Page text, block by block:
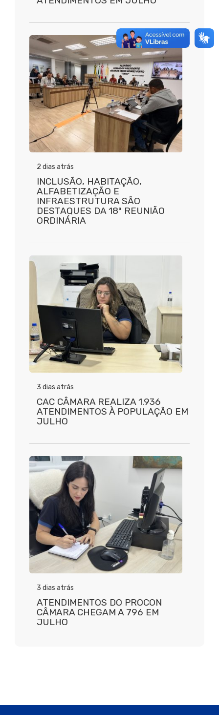
2 dias atrás
INCLUSÃO, HABITAÇÃO,
ALFABETIZAÇÃO E
INFRAESTRUTURA SÃO
DESTAQUES DA 18ª REUNIÃO
ORDINÁRIA
3 dias atrás
CAC CÂMARA REALIZA 1.936
ATENDIMENTOS À POPULAÇÃO EM
JULHO
3 dias atrás
ATENDIMENTOS DO PROCON
CÂMARA CHEGAM A 796 EM
JULHO